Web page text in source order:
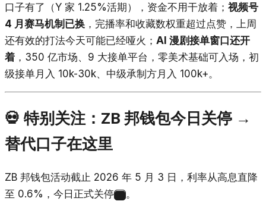
口子有了（Y 家 1.25%活期），资金不用干放着； 视频号
4 月赛马机制已换 ，完播率和收藏数权重超过点赞，上周
还有效的打法今天可能已经哑火； AI 漫剧接单窗口还开
着 ，350 亿市场、9 大接单平台，零美术基础可入场，初
级接单月入 10k-30k、中级承制方月入 100k+。
💀 特别关注：ZB 邦钱包今日关停 →
替代口子在这里
ZB 邦钱包活动截止 2026 年 5 月 3 日，利率从高息直降
至 0.6%，今日正式关停
。